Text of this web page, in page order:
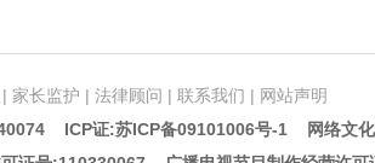
| 家长监护 | 法律顾问 | 联系我们 | 网站声明
ICP证:苏ICP备09101006号-1网络文化